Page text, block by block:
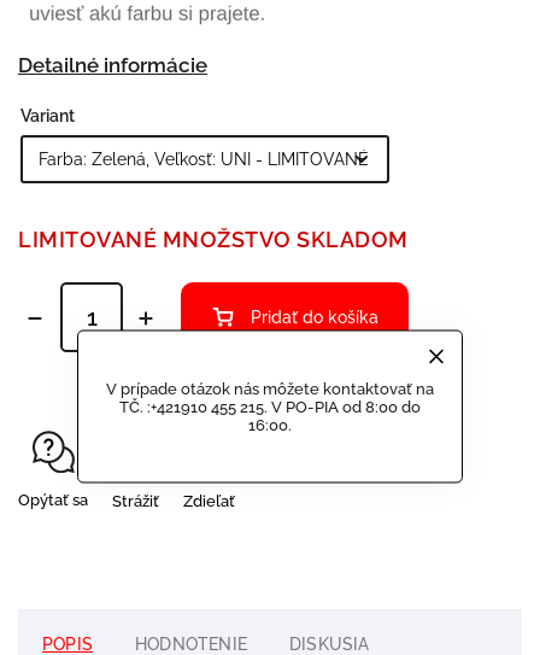
V prípade otázok nás môžete kontaktovať na
TČ. :+421910 455 215. V PO-PIA od 8:00 do
16:00.
Detailné informácie
Variant
LIMITOVANÉ MNOŽSTVO SKLADOM
Pridať do košíka
Opýtať sa Strážiť Zdieľať
POPIS HODNOTENIE DISKUSIA